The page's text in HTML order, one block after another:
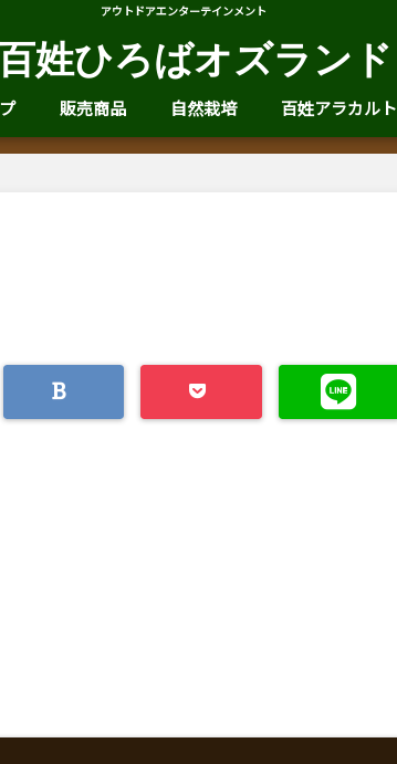
アウトドアエンターテインメント
姓ひろばオズランド
販売商品 自然栽培 百姓アラカルト